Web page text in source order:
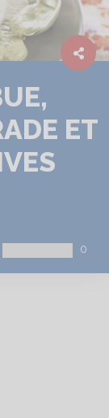
ET
0